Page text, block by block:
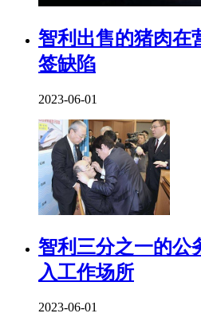
智利出售的猪肉在
签缺陷
2023-06-01
智利三分之一的公
入工作场所
2023-06-01